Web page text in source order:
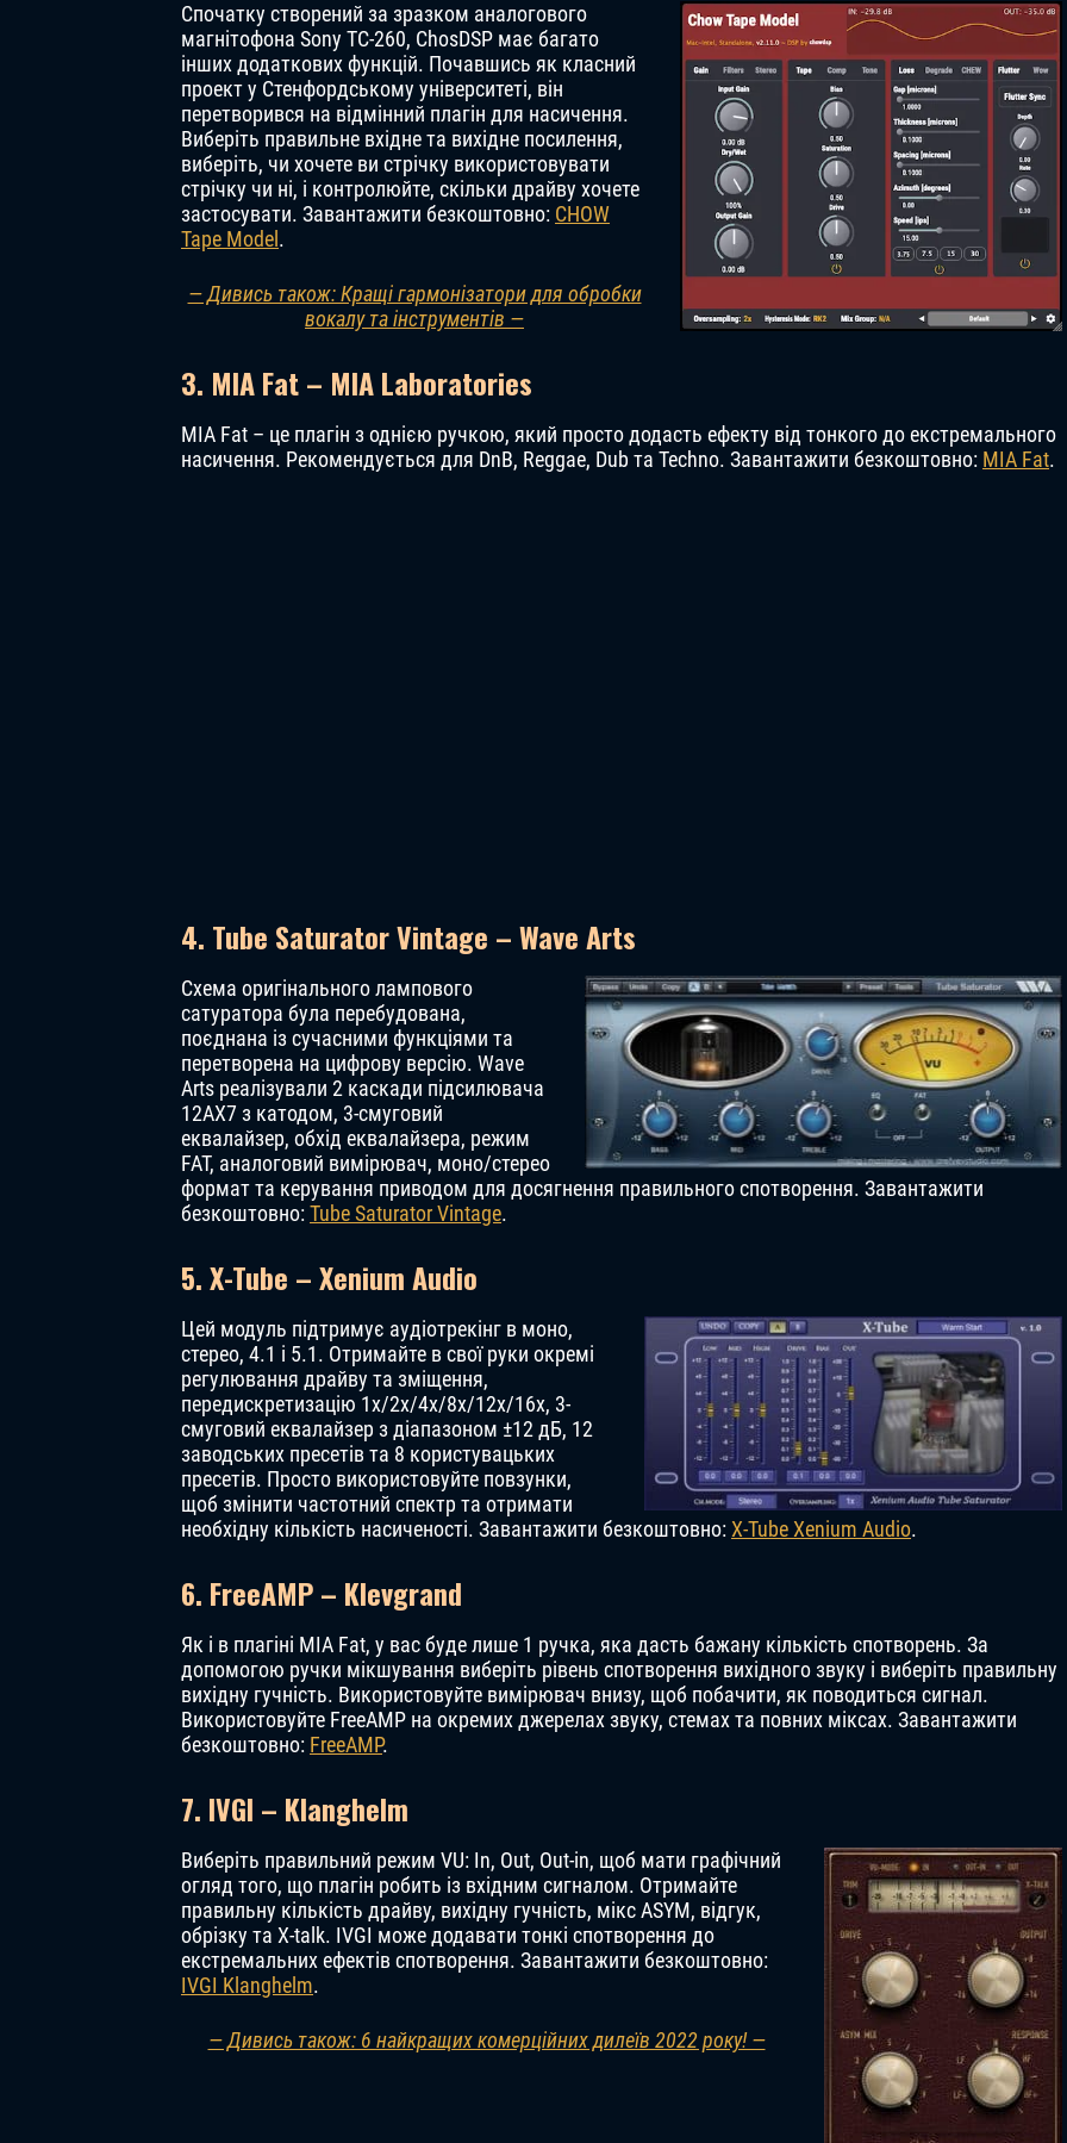
Спочатку створений за зразком аналогового
магнітофона Sony TC-260, ChosDSP має багато
інших додаткових функцій. Почавшись як класний
проект у Стенфордському університеті, він
перетворився на відмінний плагін для насичення.
Виберіть правильне вхідне та вихідне посилення,
виберіть, чи хочете ви стрічку використовувати
стрічку чи ні, і контролюйте, скільки драйву хочете
застосувати. Завантажити безкоштовно: CHOW
Tape Model .
— Дивись також: Кращі гармонізатори для обробки
вокалу та інструментів —
3. MIA Fat – MIA Laboratories
MIA Fat – це плагін з однією ручкою, який просто додасть ефекту від тонкого до екстремального
насичення. Рекомендується для DnB, Reggae, Dub та Techno. Завантажити безкоштовно: MIA Fat.
4. Tube Saturator Vintage – Wave Arts
Схема оригінального лампового
сатуратора була перебудована,
поєднана із сучасними функціями та
перетворена на цифрову версію. Wave
Arts реалізували 2 каскади підсилювача
12AX7 з катодом, 3-смуговий
еквалайзер, обхід еквалайзера, режим
FAT, аналоговий вимірювач, моно/стерео
формат та керування приводом для досягнення правильного спотворення. Завантажити
безкоштовно:Tube Saturator Vintage.
5. X-Tube – Xenium Audio
Цей модуль підтримує аудіотрекінг в моно,
стерео, 4.1 і 5.1. Отримайте в свої руки окремі
регулювання драйву та зміщення,
передискретизацію 1x/2x/4x/8x/12x/16x, 3-
смуговий еквалайзер з діапазоном ±12 дБ, 12
заводських пресетів та 8 користувацьких
пресетів. Просто використовуйте повзунки,
щоб змінити частотний спектр та отримати
необхідну кількість насиченості. Завантажити безкоштовно: X-Tube Xenium Audio.
6. FreeAMP – Klevgrand
Як і в плагіні MIA Fat, у вас буде лише 1 ручка, яка дасть бажану кількість спотворень. За
допомогою ручки мікшування виберіть рівень спотворення вихідного звуку і виберіть правильну
вихідну гучність. Використовуйте вимірювач внизу, щоб побачити, як поводиться сигнал.
Використовуйте FreeAMP на окремих джерелах звуку, стемах та повних міксах. Завантажити
безкоштовно: FreeAMP.
7. IVGI – Klanghelm
Виберіть правильний режим VU: In, Out, Out-in, щоб мати графічний
огляд того, що плагін робить із вхідним сигналом. Отримайте
правильну кількість драйву, вихідну гучність, мікс ASYM, відгук,
обрізку та X-talk. IVGI може додавати тонкі спотворення до
екстремальних ефектів спотворення. Завантажити безкоштовно:
IVGI Klanghelm.
— Дивись також: 6 найкращих комерційних дилеїв 2022 року! —